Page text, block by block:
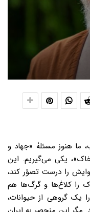
ما هنوز مسئلۀ «جهاد و
یکی می‌گیریم. این
را درست تصوّر کند،
را کلاغ‌ها و گرگ‌ها هم
یک گروهی از حیوانات،